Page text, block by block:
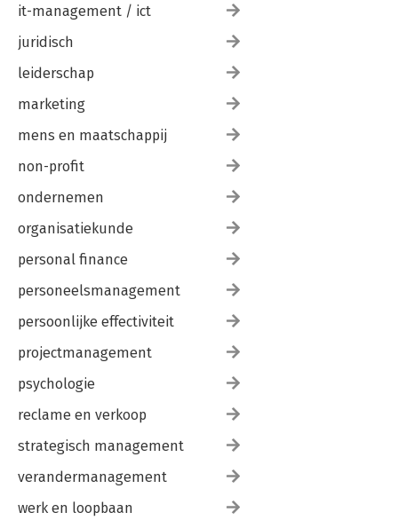
it-management / ict
juridisch
leiderschap
marketing
mens en maatschappij
non-profit
ondernemen
organisatiekunde
personal finance
personeelsmanagement
persoonlijke effectiviteit
projectmanagement
psychologie
reclame en verkoop
strategisch management
verandermanagement
werk en loopbaan